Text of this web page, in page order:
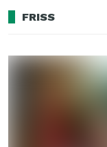
FRISS